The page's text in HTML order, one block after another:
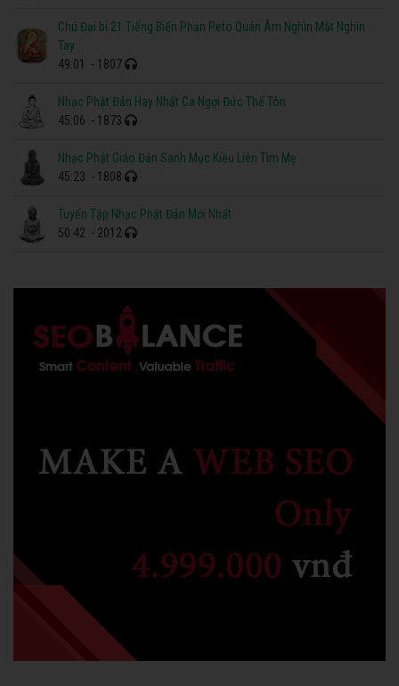
Chú Đại bi 21 Tiếng Biến Phạn Peto Quán Âm Nghìn Mắt Nghìn
Tay
49:01
- 1807
Nhạc Phật Đản Hay Nhất Ca Ngợi Đức Thế Tôn
45:06 - 1873
Nhạc Phật Giáo Đản Sanh Mục Kiều Liên Tìm Mẹ
45:23 - 1808
Tuyển Tập Nhạc Phật Đản Mới Nhất
50:42 - 2012